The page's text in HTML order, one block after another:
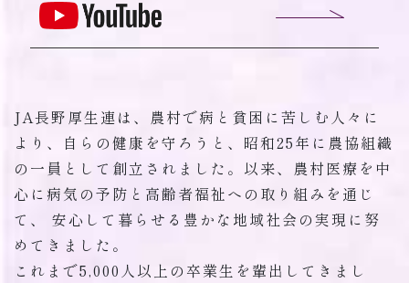
JA長野厚生連は、農村で病と貧困に苦しむ人々に
より、自らの健康を守ろうと、昭和25年に農協組織
の一員として創立されました。以来、農村医療を中
心に病気の予防と高齢者福祉への取り組みを通じ
て、 安心して暮らせる豊かな地域社会の実現に努
めてきました。
これまで5,000人以上の卒業生を輩出してきまし